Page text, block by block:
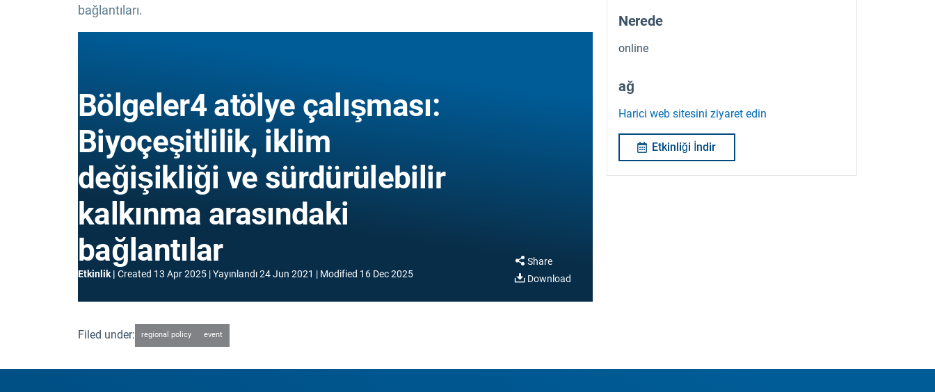
bağlantıları.
Bölgeler4 atölye çalışması:
Biyoçeşitlilik, iklim
değişikliği ve sürdürülebilir
kalkınma arasındaki
bağlantılar
Etkinlik Created 13 Apr 2025 Yayınlandı24 Jun 2021 Modified 16 Dec 2025
Share
Download
Filed under: regional policy event
Nerede
online
ağ
Harici web sitesini ziyaret edin
Etkinliği İndir